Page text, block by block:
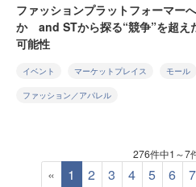
ファッションプラットフォーマー
か and STから探る“競争”を超え
可能性
イベント マーケットプレイス モール
ファッション／アパレル
276件中1～7
« 1 2 3 4 5 6 7